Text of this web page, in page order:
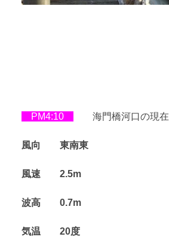
PM4:10 海門橋河口の現在
風向 東南東
風速 2.5m
波高 0.7m
気温 20度